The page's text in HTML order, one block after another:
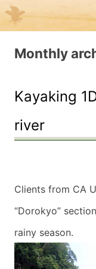
Menu
JP
HOME
くまのエクス
Monthly
Kayaking
river
Clients from CA
“Dorokyo”
rainy season.